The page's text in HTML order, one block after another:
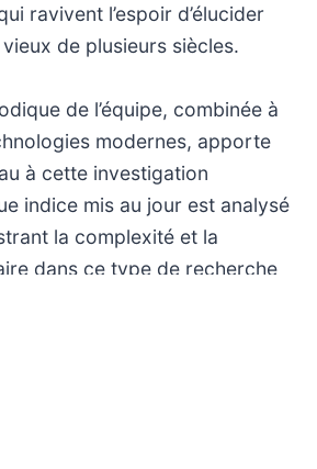
ravivent l’espoir d’élucider
de plusieurs siècles.
de l’équipe, combinée à
modernes, apporte
à cette investigation
indice mis au jour est analysé
la complexité et la
dans ce type de recherche